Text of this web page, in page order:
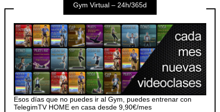
Gym Virtual – 24h/365d
Esos días que no puedes ir al Gym, puedes entrenar con
TelegimTV HOME en casa desde 9,90€/mes